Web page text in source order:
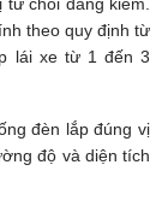
theo quy định từ
lái xe từ 1 đến 3
đèn lắp đúng vị
độ và diện tích